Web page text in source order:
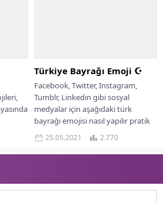
Türkiye Bayrağı Emoji ☪
Facebook, Twitter, Instagram,
Tumblr, Linkedin gibi sosyal
medyalar için aşağıdaki türk
bayrağı emojisi nasıl yapılır pratik
bir şekilde göstereceğim. 23 Nisan,
1...
25.05.2021 2.770